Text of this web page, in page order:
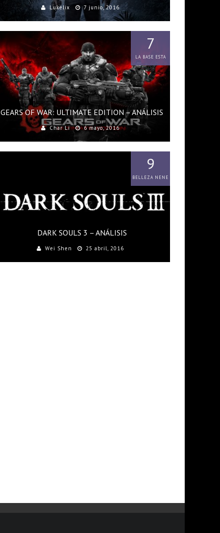
Lukelix 7 junio, 2016
GEARS OF WAR: ULTIMATE EDITION – ANÁLISIS
Char Li 6 mayo, 2016
7
LA BASE ESTA
DARK SOULS 3 – ANÁLISIS
Wei Shen 25 abril, 2016
9
BELLEZA NENE